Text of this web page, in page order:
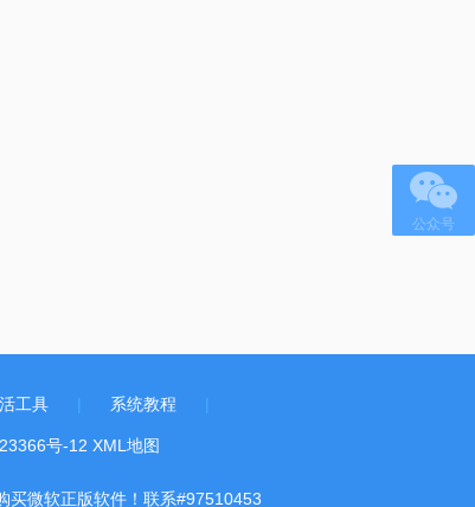
公众号
工具 系统教程
号-12 XML地图
买微软正版软件！联系#97510453